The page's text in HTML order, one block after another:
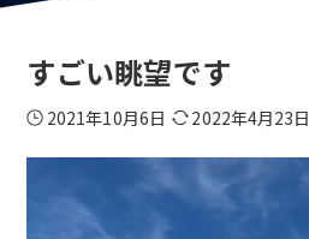
すごい眺望です
2021年10月6日 2022年4月23日